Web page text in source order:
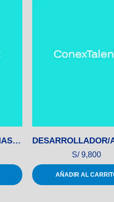
GERENTE DE SISTEMAS Y TECNOLOGÍA
S/9,800
AÑADIR AL